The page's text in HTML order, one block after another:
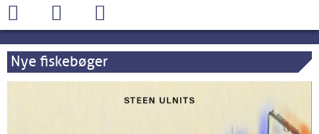
Nye fiskebøger